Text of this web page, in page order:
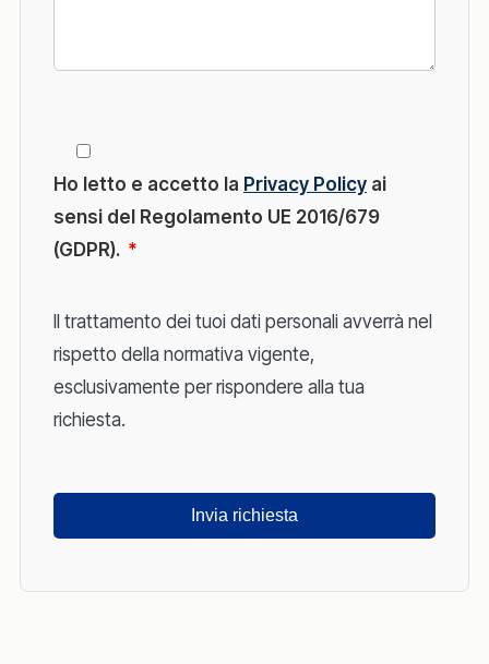
Ho letto e accetto la Privacy Policyai
sensi del Regolamento UE 2016/679
(GDPR). *
Il trattamento dei tuoi dati personali avverrà nel
rispetto della normativa vigente,
esclusivamente per rispondere alla tua
richiesta.
di